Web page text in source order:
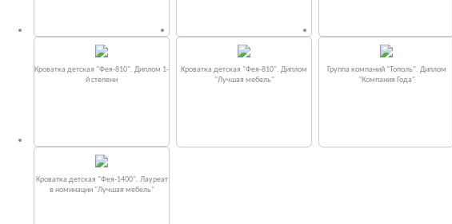
Кроватка детская "Фея-810". Диплом 1-
й степени
Кроватка детская "Фея-810". Диплом
"Лучшая мебель"
Группа компаний "Тополь". Диплом
"Компания Года"
Кроватка детская "Фея-1400". Лауреат
в номинации "Лучшая мебель"